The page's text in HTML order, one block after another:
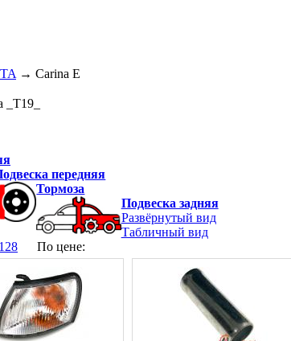
→ Carina E
передняя
Тормоза
Подвеска задняя
Развёрнутый вид
Табличный вид
128 По цене: